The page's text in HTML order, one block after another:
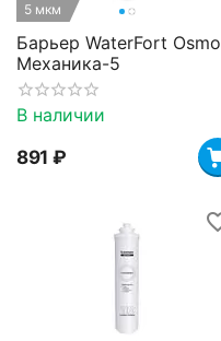
5 мкм
Барьер WaterFort Osmo
Механика-5
В наличии
‍891‍ ₽